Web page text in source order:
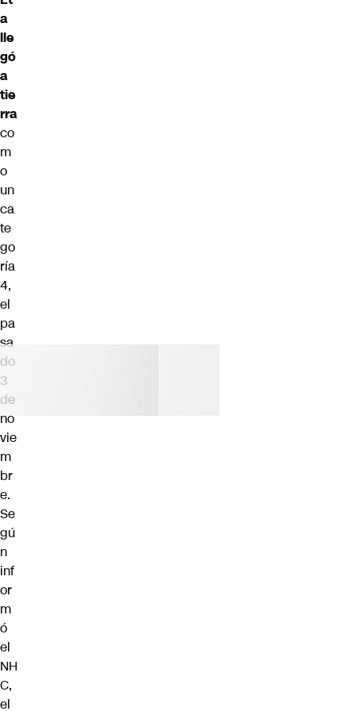
a
lle
gó
a
tie
rra
co
m
o
un
ca
te
go
ría
4,
el
pa
sa
do
3
de
no
vie
m
br
e.
Se
gú
n
inf
or
m
ó
el
NH
C,
el